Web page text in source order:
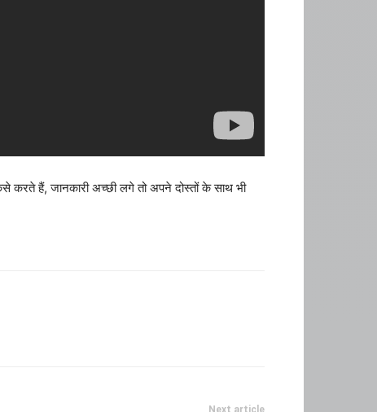
हैं, जानकारी अच्छी लगे तो अपने दोस्तों के साथ भी
Next article